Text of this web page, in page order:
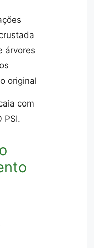
árvores
original
com
PSI.